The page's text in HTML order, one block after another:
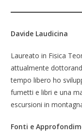
Davide Laudicina
Laureato in Fisica
attualmente
tempo libero ho
fumetti e libri e una
escursioni in
Fonti e